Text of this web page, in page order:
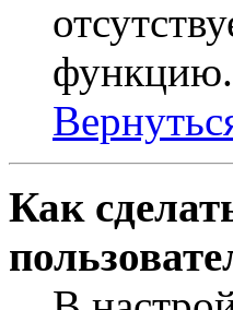
функцию.
Как